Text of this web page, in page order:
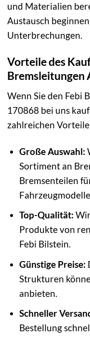
und Materialien
Austausch
Unterbrechungen.
Vorteile des
Bremsleitungen
Wenn Sie den Febi
170868 bei uns
zahlreichen
Große Auswahl:
Sortiment an
Bremsenteilen
Top-Qualität:
Produkte von
Febi Bilstein.
Günstige Preise:
Strukturen
anbieten.
Schneller
Bestellung